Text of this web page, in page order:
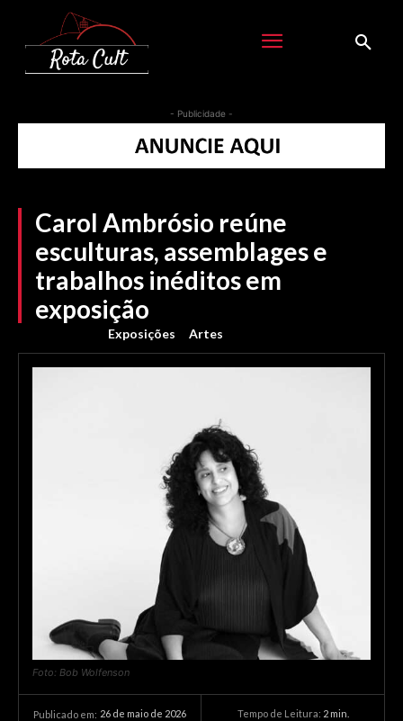
- Publicidade -
Carol Ambrósio reúne
esculturas, assemblages e
trabalhos inéditos em
exposição
Exposições Artes
Foto: Bob Wolfenson
Publicado em: 26 de maio de 2026 Tempo de Leitura: 2min.